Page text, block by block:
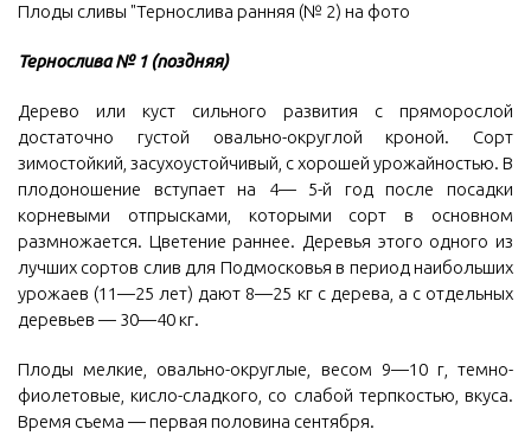
Плоды сливы "Тернослива ранняя (№ 2) на фото
Тернослива № 1 (поздняя)
Дерево или куст сильного развития с пряморослой
достаточно густой овально-округлой кроной. Сорт
зимостойкий, засухоустойчивый, с хорошей урожайностью. В
плодоношение вступает на 4— 5-й год после посадки
корневыми отпрысками, которыми сорт в основном
размножается. Цветение раннее. Деревья этого одного из
лучших сортов слив для Подмосковья в период наибольших
урожаев (11—25 лет) дают 8—25 кг с дерева, а с отдельных
деревьев — 30—40 кг.
Плоды мелкие, овально-округлые, весом 9—10 г, темно-
фиолетовые, кисло-сладкого, со слабой терпкостью, вкуса.
Время съема — первая половина сентября.